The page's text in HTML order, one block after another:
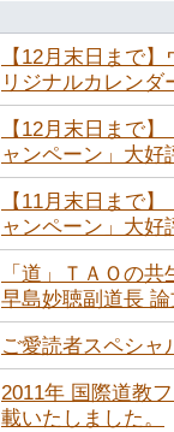
【12月末日まで
リジナルカレンダ
【12月末日まで
ャンペーン」大好
【11月末日まで
ャンペーン」大好
「道」ＴＡＯの
早島妙聴副道長
ご愛読者スペシャ
2011年 国際道教
載いたしました。